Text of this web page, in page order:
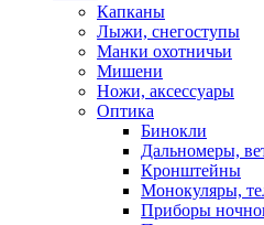
Капканы
Лыжи, снегоступы
Манки охотничьи
Мишени
Ножи, аксессуары
Оптика
Бинокли
Дальномеры,
Кронштейны
Монокуляры,
Приборы